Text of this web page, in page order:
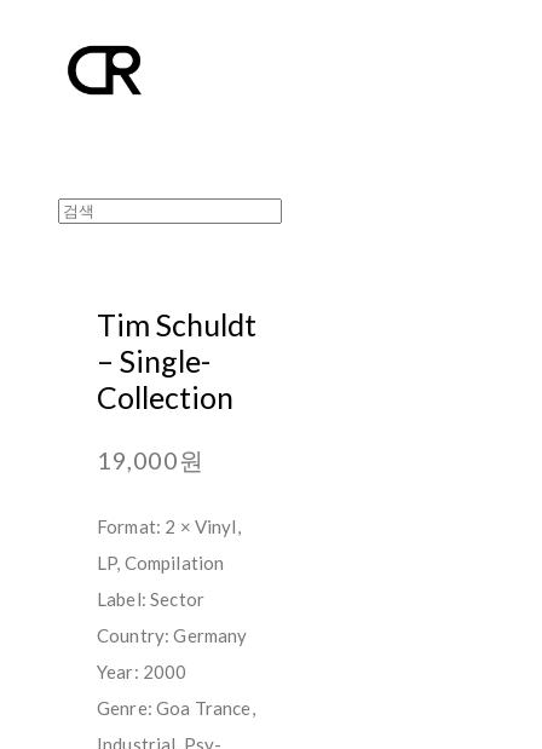
Tim Schuldt
‎– Single-
Collection
19,000원
Format: 2 × Vinyl,
LP, Compilation
Label: Sector
Country: Germany
Year: 2000
Genre: Goa Trance,
Industrial, Psy-